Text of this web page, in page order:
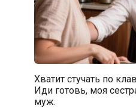
Хватит стучать по
Иди готовь, моя
муж.